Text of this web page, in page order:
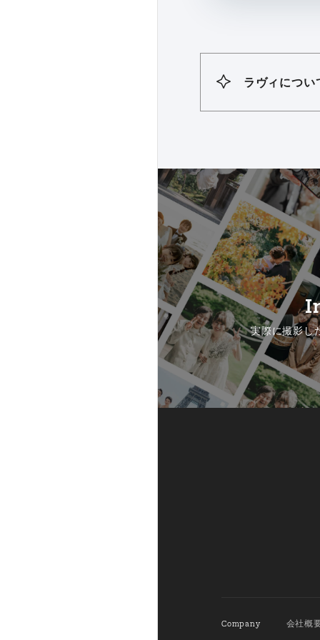
ラヴィについ
実際に撮影し
Company 会社概